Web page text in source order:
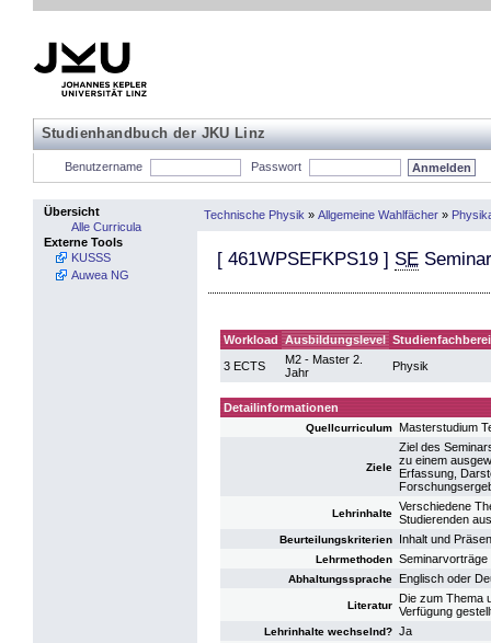
Studienhandbuch der JKU Linz
Benutzername Passwort
Übersicht
Alle Curricula
Externe Tools
KUSSS
Auwea NG
Technische Physik » Allgemeine Wahlfächer »
[ 461WPSEFKPS19 ] SE
Workload Ausbildungslevel
3 ECTS
M2 - Master 2.
Jahr
Physik
Detailinformationen
Quellcurriculum Masterstudium
Ziele
Ziel des
zu einem
Erfassung,
Lehrinhalte
Verschiedene
Studierenden
Beurteilungskriterien Inhalt und
Lehrmethoden
Abhaltungssprache Englisch oder
Literatur
Die zum Thema
Verfügung
Lehrinhalte wechselnd? Ja